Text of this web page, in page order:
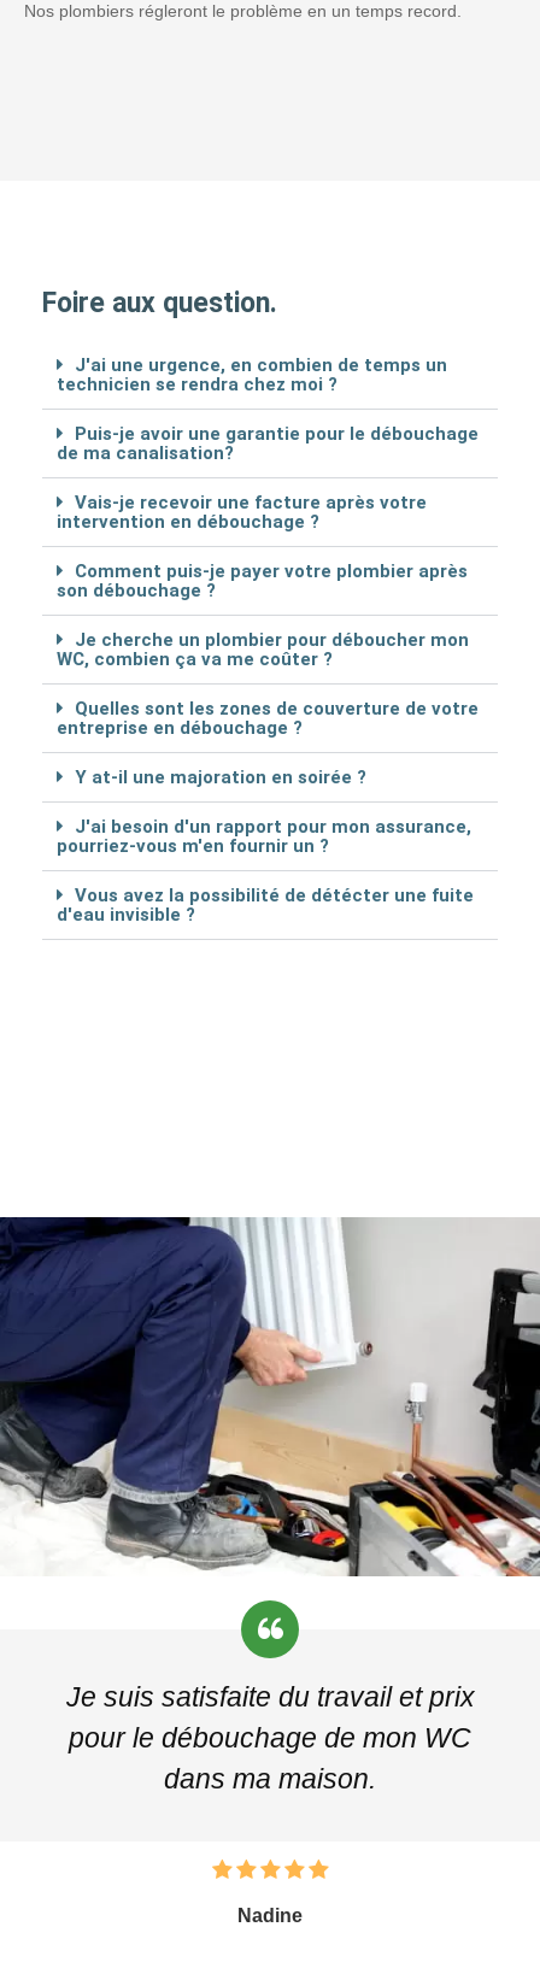
Nos plombiers régleront le problème en un temps record.
Foire aux question.
J'ai une urgence, en combien de temps un
technicien se rendra chez moi ?
Puis-je avoir une garantie pour le débouchage
de ma canalisation?
Vais-je recevoir une facture après votre
intervention en débouchage ?
Comment puis-je payer votre plombier après
son débouchage ?
Je cherche un plombier pour déboucher mon
WC, combien ça va me coûter ?
Quelles sont les zones de couverture de votre
entreprise en débouchage ?
Y at-il une majoration en soirée ?
J'ai besoin d'un rapport pour mon assurance,
pourriez-vous m'en fournir un ?
Vous avez la possibilité de détécter une fuite
d'eau invisible ?
Je suis satisfaite du travail et prix
pour le débouchage de mon WC
dans ma maison.
Nadine